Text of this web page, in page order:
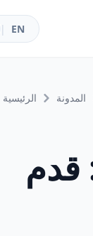
EN
|
الرئيسية المدونة
قدم